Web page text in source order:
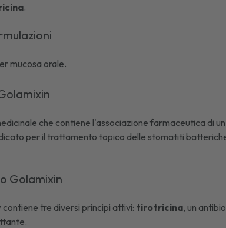
.
mucosa orale.
che contiene l'associazione farmaceutica di
per il trattamento topico dellestomatiti
Golamixin
contiene tre diversi principi attivi: tirotricina, un